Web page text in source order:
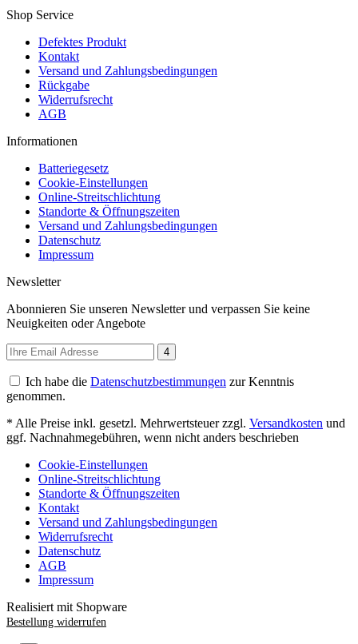
Shop Service
Defektes Produkt
Kontakt
Versand und Zahlungsbedingungen
Rückgabe
Widerrufsrecht
AGB
Informationen
Batteriegesetz
Cookie-Einstellungen
Online-Streitschlichtung
Standorte & Öffnungszeiten
Versand und Zahlungsbedingungen
Datenschutz
Impressum
Newsletter
Abonnieren Sie unseren Newsletter und verpassen Sie keine
Neuigkeiten oder Angebote
4
Ich habe die Datenschutzbestimmungen zur Kenntnis
genommen.
* Alle Preise inkl. gesetzl. Mehrwertsteuer zzgl. Versandkosten und
ggf. Nachnahmegebühren, wenn nicht anders beschrieben
Cookie-Einstellungen
Online-Streitschlichtung
Standorte & Öffnungszeiten
Kontakt
Versand und Zahlungsbedingungen
Widerrufsrecht
Datenschutz
AGB
Impressum
Realisiert mit Shopware
Bestellung widerrufen